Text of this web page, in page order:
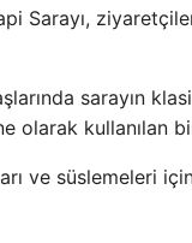
Sarayı,
sarayın
olarak kullanılan
ve süslemeleri